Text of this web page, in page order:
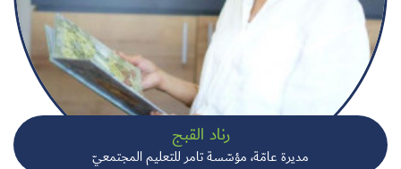
رناد القبج
مديرة عامّة، مؤسّسة تامر للتعليم المجتمعيّ